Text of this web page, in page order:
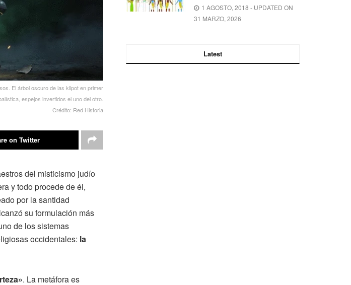
El árbol oscuro de las klipot en primer
espejos invertidos el uno del otro.
Crédito: Red Historia
on Twitter
del misticismo judío
y todo procede de él,
por la santidad
su formulación más
de los sistemas
occidentales: la
. La metáfora es
1 AGOSTO, 2018 - UPDATED ON
31 MARZO, 2026
Latest